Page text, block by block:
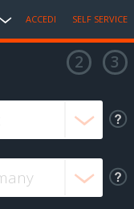
ACCEDI SELF SERVICE